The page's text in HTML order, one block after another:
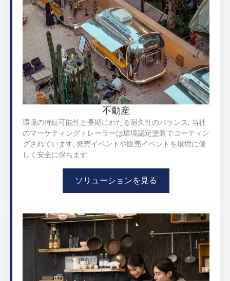
不動産
環境の持続可能性と長期にわたる耐久性のバランス, 当社
のマーケティングトレーラーは環境認定塗装でコーティン
グされています, 発売イベントや販売イベントを環境に優
しく安全に保ちます.
ソリューションを見る